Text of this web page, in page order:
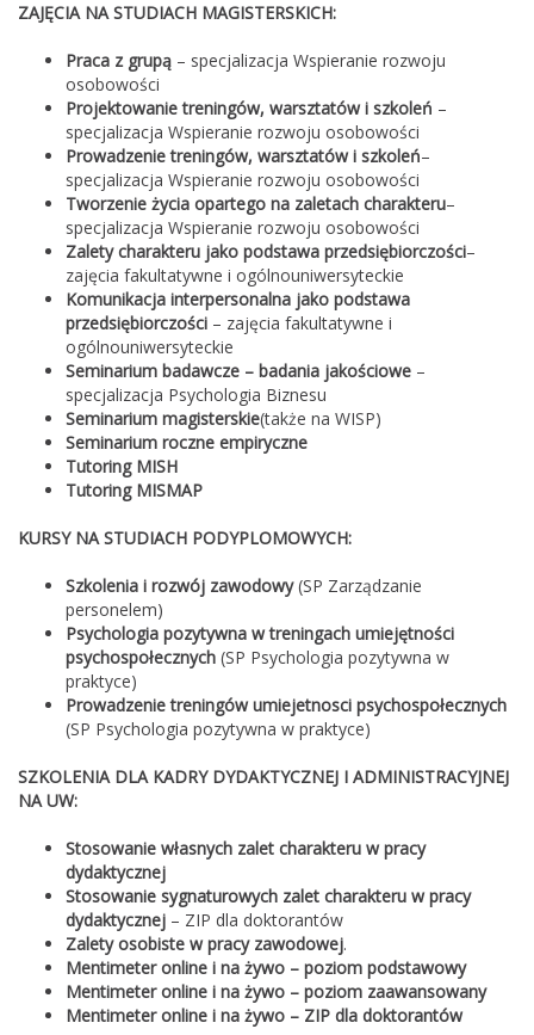
ZAJĘCIA NA STUDIACH MAGISTERSKICH:
Praca z grupą – specjalizacja Wspieranie rozwoju
osobowości
Projektowanie treningów, warsztatów i szkoleń –
specjalizacja Wspieranie rozwoju osobowości
Prowadzenie treningów, warsztatów i szkoleń–
specjalizacja Wspieranie rozwoju osobowości
Tworzenie życia opartego na zaletach charakteru–
specjalizacja Wspieranie rozwoju osobowości
Zalety charakteru jako podstawa przedsiębiorczości–
zajęcia fakultatywne i ogólnouniwersyteckie
Komunikacja interpersonalna jako podstawa
przedsiębiorczości – zajęcia fakultatywne i
ogólnouniwersyteckie
Seminarium badawcze – badania jakościowe –
specjalizacja Psychologia Biznesu
Seminarium magisterskie(także na WISP)
Seminarium roczne empiryczne
Tutoring MISH
Tutoring MISMAP
KURSY NA STUDIACH PODYPLOMOWYCH:
Szkolenia i rozwój zawodowy(SP Zarządzanie
personelem)
Psychologia pozytywna w treningach umiejętności
psychospołecznych (SP Psychologia pozytywna w
praktyce)
Prowadzenie treningów umiejetnosci psychospołecznych
(SP Psychologia pozytywna w praktyce)
SZKOLENIA DLA KADRY DYDAKTYCZNEJ I ADMINISTRACYJNEJ
NA UW:
Stosowanie własnych zalet charakteru w pracy
dydaktycznej
Stosowanie sygnaturowych zalet charakteru w pracy
dydaktycznej – ZIP dla doktorantów
Zalety osobiste w pracy zawodowej.
Mentimeter online i na żywo – poziom podstawowy
Mentimeter online i na żywo – poziom zaawansowany
Mentimeter online i na żywo – ZIP dla doktorantów